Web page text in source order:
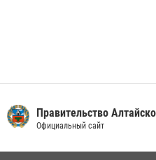
Правительство
Официальный сайт